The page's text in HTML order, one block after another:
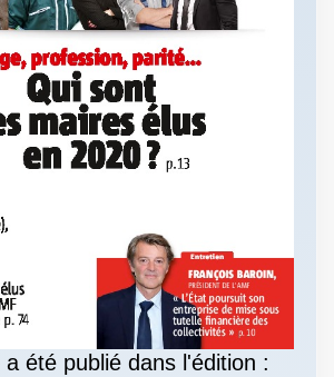
a été publié dans l'édition :